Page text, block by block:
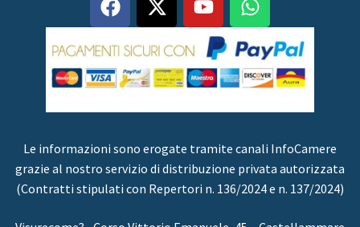
Le informazioni sono erogate tramite canali InfoCamere
grazie al nostro servizio di distribuzione privata autorizzata
(Contratti stipulati con Repertori n. 136/2024 e n. 137/2024)